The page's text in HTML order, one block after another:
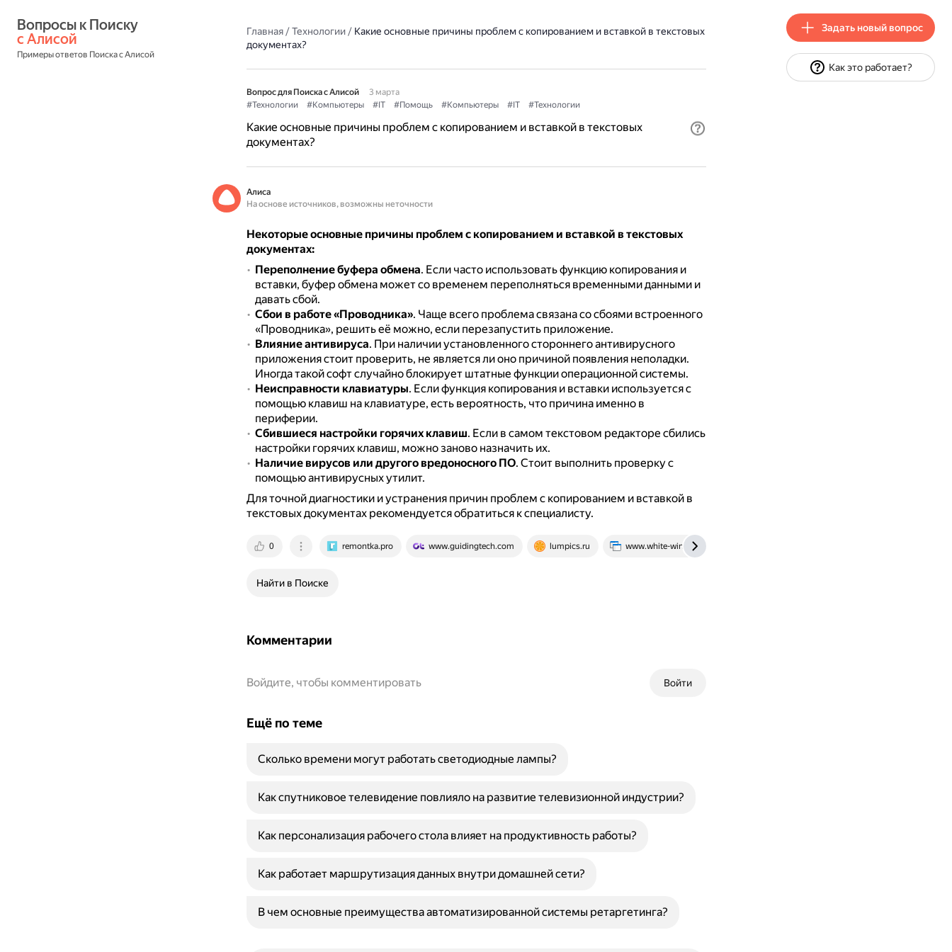
с Алисой
Примеры ответов Поиска с Алисой
Главная/Технологии/ Какие основные причины проблем с копированием и вставкой в текстовых
документах?
Вопрос для Поиска с Алисой
3 марта
#Технологии
#Компьютеры #IT #Помощь #Компьютеры #IT #Технологии
Какие основные причины проблем с копированием и вставкой в текстовых
документах?
Алиса
На основе источников, возможны неточности
Некоторые основные причины проблем с копированием и вставкой в текстовых
документах:
Переполнение буфера обмена. Если часто использовать функцию копирования и
вставки, буфер обмена может со временем переполняться временными данными и
давать сбой.
Сбои в работе «Проводника». Чаще всего проблема связана со сбоями встроенного
«Проводника», решить её можно, если перезапустить приложение.
Влияние антивируса. При наличии установленного стороннего антивирусного
приложения стоит проверить, не является ли оно причиной появления неполадки.
Иногда такой софт случайно блокирует штатные функции операционной системы.
Неисправности клавиатуры. Если функция копирования и вставки используется с
помощью клавиш на клавиатуре, есть вероятность, что причина именно в
периферии.
Сбившиеся настройки горячих клавиш. Если в самом текстовом редакторе сбились
настройки горячих клавиш, можно заново назначить их.
Наличие вирусов или другого вредоносного ПО. Стоит выполнить проверку с
помощью антивирусных утилит.
Для точной диагностики и устранения причин проблем с копированием и вставкой в
текстовых документах рекомендуется обратиться к специалисту.
0 remontka.pro www.guidingtech.com lumpics.ru www.white-windows.ru
Найти в Поиске
Комментарии
Войти
Войдите, чтобы комментировать
Ещё по теме
Сколько времени могут работать светодиодные лампы?
Как спутниковое телевидение повлияло на развитие телевизионной индустрии?
Как персонализация рабочего стола влияет на продуктивность работы?
Как работает маршрутизация данных внутри домашней сети?
В чем основные преимущества автоматизированной системы ретаргетинга?
Задать новый вопрос
Как это работает?